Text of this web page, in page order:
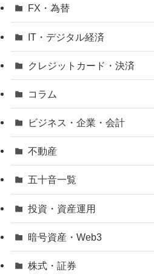
FX・為替
IT・デジタル経済
クレジットカード・決済
コラム
ビジネス・企業・会計
不動産
五十音一覧
投資・資産運用
暗号資産・Web3
株式・証券